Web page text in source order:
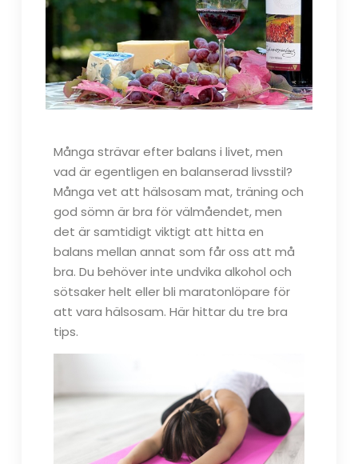
Många strävar efter balans i livet, men
vad är egentligen en balanserad livsstil?
Många vet att hälsosam mat, träning och
god sömn är bra för välmåendet, men
det är samtidigt viktigt att hitta en
balans mellan annat som får oss att må
bra. Du behöver inte undvika alkohol och
sötsaker helt eller bli maratonlöpare för
att vara hälsosam. Här hittar du tre bra
tips.